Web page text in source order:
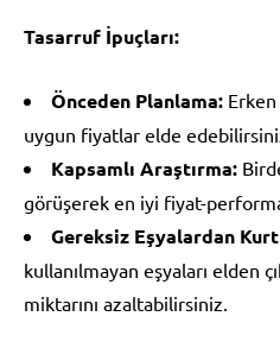
Tasarruf İpuçları:
Önceden Planlama:
uygun fiyatlar elde
Kapsamlı Araştırma:
görüşerek en iyi fiyat-
Gereksiz Eşyalardan
kullanılmayan eşyaları elden
miktarını azaltabilirsiniz.